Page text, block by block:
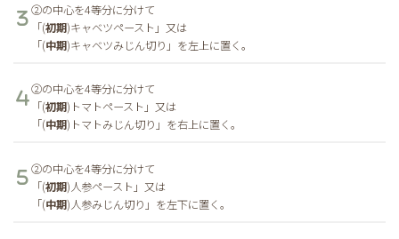
②の中心を4等分に分けて
「(初期)キャベツペースト」又は
「(中期)キャベツみじん切り」を左上に置く。
②の中心を4等分に分けて
「(初期)トマトペースト」又は
「(中期)トマトみじん切り」を右上に置く。
②の中心を4等分に分けて
「(初期)人参ペースト」又は
「(中期)人参みじん切り」を左下に置く。